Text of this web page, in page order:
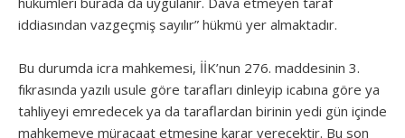
iddiasından vazgeçmiş sayılır” hükmü yer almaktadır.
Bu durumda icra mahkemesi, İİK’nun 276. maddesinin 3.
fıkrasında yazılı usule göre tarafları dinleyip icabına göre ya
tahliyeyi emredecek ya da taraflardan birinin yedi gün içinde
mahkemeye müracaat etmesine karar verecektir. Bu son